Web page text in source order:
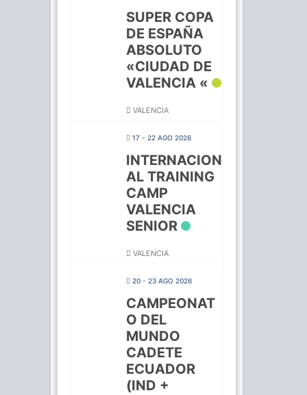
SUPER COPA
DE ESPAÑA
ABSOLUTO
«CIUDAD DE
VALENCIA «
VALENCIA
17 - 22 AGO 2026
INTERNACION
AL TRAINING
CAMP
VALENCIA
SENIOR
VALENCIA
20 - 23 AGO 2026
CAMPEONAT
O DEL
MUNDO
CADETE
ECUADOR
(IND +